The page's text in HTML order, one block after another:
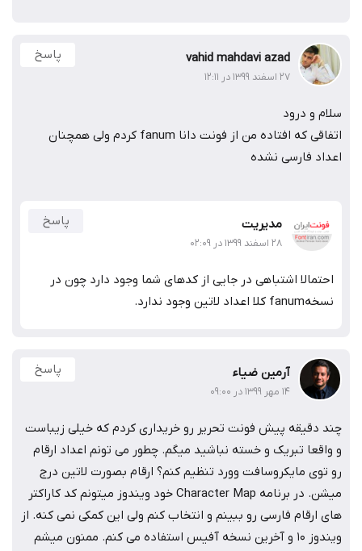
vahid mahdavi azad
۲۷ اسفند ۱۳۹۹ در ۱۲:۱۱
پاسخ
سلام و درود
اتفاقی که افتاده من از فونت دانا fanum کردم ولی همچنان
اعداد فارسی نشده
مدیریت
۲۸ اسفند ۱۳۹۹ در ۰۲:۰۹
پاسخ
احتمالا اشتباهی در جایی از کدهای شما وجود دارد چون در
نسخهfanum کلا اعداد لاتین وجود ندارد.
آرمین ضیاء
۱۴ مهر ۱۳۹۹ در ۰۹:۰۰
پاسخ
چند دقیقه پیش فونت تحریر رو خریداری کردم که خیلی زیباست
و واقعا تبریک و خسته نباشید میگم. چطور می تونم اعداد ارقام
رو توی مایکروسافت وورد تنظیم کنم؟ ارقام بصورت لاتین درج
میشن. در برنامه Character Map خود ویندوز میتونم کد کاراکتر
های ارقام فارسی رو ببینم و انتخاب کنم ولی این کمکی نمی کنه. از
ویندوز 10 و آخرین نسخه آفیس استفاده می کنم. ممنون میشم